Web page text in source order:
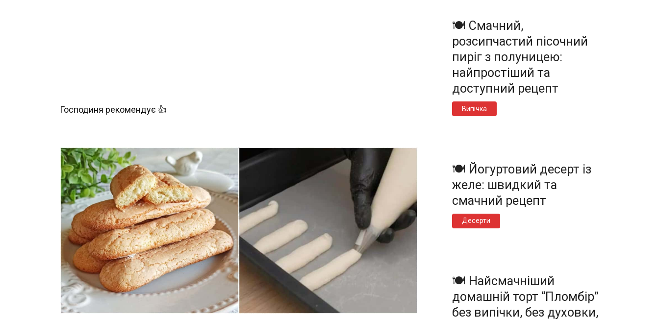
Господиня рекомендує 👍
🍽️ Смачний,
розсипчастий пісочний
пиріг з полуницею:
найпростіший та
доступний рецепт
Випічка
🍽️ Йогуртовий десерт із
желе: швидкий та
смачний рецепт
Десерти
🍽️ Найсмачніший
домашній торт “Пломбір”
без випічки, без духовки,